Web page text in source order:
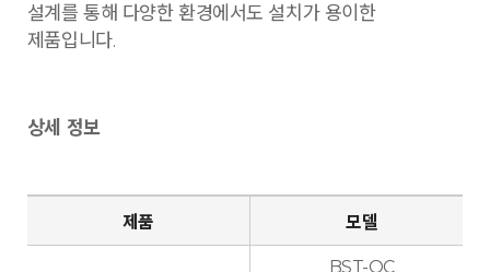
설계를 통해 다양한 환경에서도 설치가 용이한
제품입니다.
상세 정보
제품 모델
BST-OC